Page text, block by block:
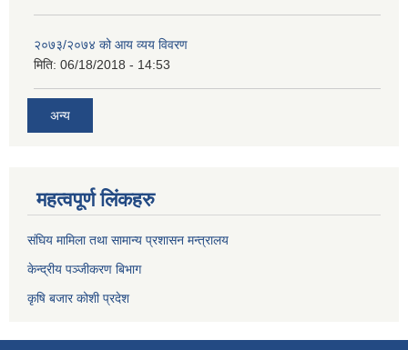
२०७३/२०७४ को आय व्यय विवरण
मिति: 06/18/2018 - 14:53
अन्य
महत्वपूर्ण लिंकहरु
संघिय मामिला तथा सामान्य प्रशासन मन्त्रालय
केन्द्रीय पञ्जीकरण बिभाग
कृषि बजार कोशी प्रदेश